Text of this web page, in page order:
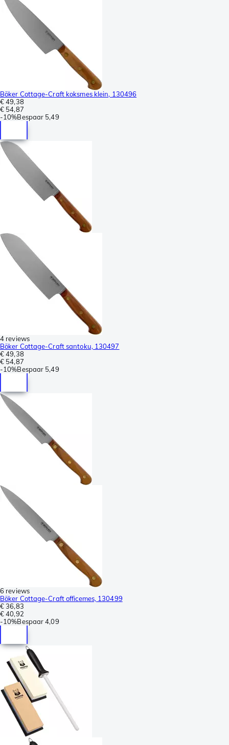
Böker Cottage-Craft koksmes klein, 130496
€ 49,38
€ 54,87
-10%Bespaar 5,49
4 reviews
Böker Cottage-Craft santoku, 130497
€ 49,38
€ 54,87
-10%Bespaar 5,49
6 reviews
Böker Cottage-Craft officemes, 130499
€ 36,83
€ 40,92
-10%Bespaar 4,09